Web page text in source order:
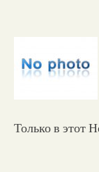
Только в этот